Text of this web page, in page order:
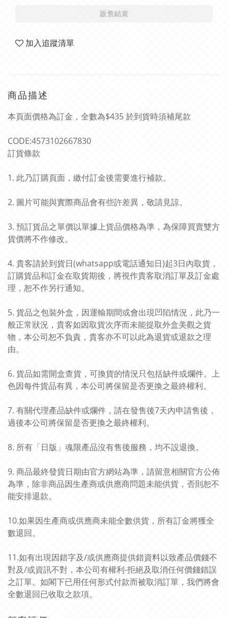
販售結束
加入追蹤清單
商品描述
本頁面價格為訂金，全數為$435 於到貨時須補尾款
CODE:4573102667830
訂貨條款
1. 此乃訂購頁面，繳付訂金後需要進行補款。
2. 圖片可能與實際商品會有些許差異，敬請見諒。
3. 預訂貨品之單價以單據上貨品價格為準，為保障買賣雙方
貨價將不作修改。
4. 貴客請於到貨日(whatsapp或電話通知日)起3日內取貨，
訂購貨品和訂金在取貨期後，將視作貴客取消訂單及訂金處
理，恕不作另行通知。
5. 貨品之包裝外盒，因運輸期間或會出現凹陷情況，此乃一
般正常狀況，貴客如因取貨次序而未能提取外盒美觀之貨
物，本公司恕不負責，貴客亦不可以此為退貨或退款之理
由。
6. 貨品如需開盒查貨，可換貨的情況只包括缺件或爛件。上
色因每件貨品有異，本公司將保留是否更換之最終權利。
7. 有關代理產品缺件或爛件，請在發售後7天內申請售後，
過後本公司將保留是否更換之最終權利。
8. 所有「日版」魂限產品沒有售後服務，均不設退換。
9. 商品最終發貨日期由官方網站為準，請留意相關官方公佈
為準，除非商品因生產商或供應商問題未能供貨，否則恕不
能安排退款。
10.如果因生產商或供應商未能全數供貨，所有訂金將獲全
數退回。
11.如有出現因錯字及/或供應商提供錯資料以致產品價錢不
對及/或資訊不對，本公司有權利-拒絕及取消任何價錢錯誤
之訂單。如閣下已用任何形式付款而被取消訂單，我們將會
全數退回已收取之款項。